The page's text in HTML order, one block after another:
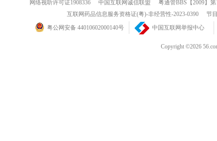
网络视听许可证1908336 中国互联网诚信联盟
粤通管BBS【2009】
互联网药品信息服务资格证(粤)-非经营性-2023-0390
节
粤公网安备 44010602000140号
中国互联网举报中心
Copyright ©2026